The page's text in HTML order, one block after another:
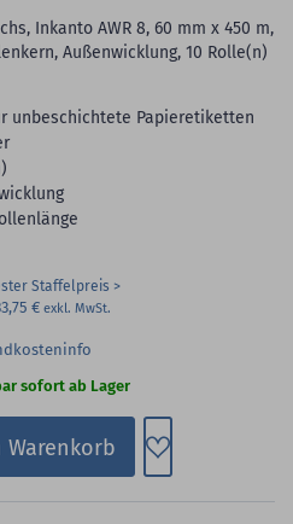
Inkanto AWR 8, 60 mm x 450 m,
Außenwicklung, 10 Rolle(n)
unbeschichtete Papieretiketten
Staffelpreis
€
sofort ab Lager
Warenkorb Zum